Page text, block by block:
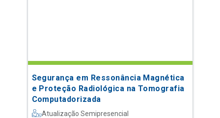
Segurança em Ressonância Magnética
e Proteção Radiológica na Tomografia
Computadorizada
Atualização Semipresencial